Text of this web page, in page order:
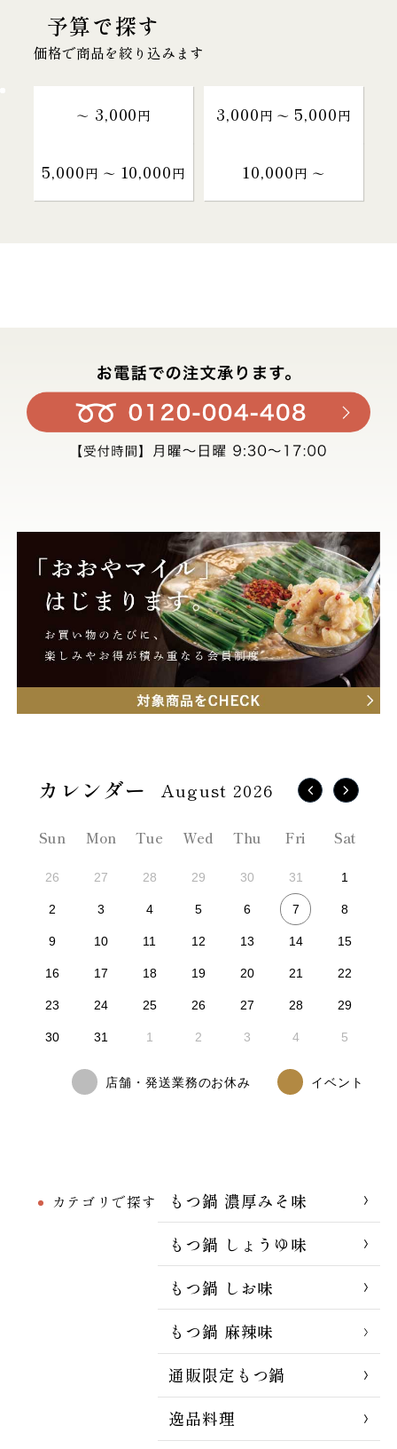
予算で探す
価格で商品を絞り込みます
～ 3,000円 3,000円 〜 5,000円
5,000円 〜 10,000円 10,000円 〜
カテゴリで探す
もつ鍋 濃厚みそ味
もつ鍋 しょうゆ味
もつ鍋 しお味
もつ鍋 麻辣味
通販限定もつ鍋
逸品料理
August 2026
Sun Mon Tue Wed Thu Fri Sat
26 27 28 29 30 31 1
2 3 4 5 6 7 8
9 10 11 12 13 14 15
16 17 18 19 20 21 22
23 24 25 26 27 28 29
30 31 1 2 3 4 5
店舗・発送業務のお休み イベント